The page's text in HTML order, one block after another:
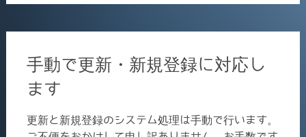
手動で更新・新規登録に対応し
ます
更新と新規登録のシステム処理は手動で行います。